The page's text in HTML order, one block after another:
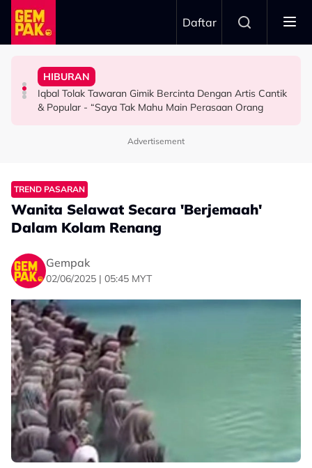
Skip to main content
Daftar
HIBURAN
“Mungkin Rupa Saya Sesuai…” – Dipuji Tampan, Aliff
Aziz Anggap M. Nasir Sekadar Bergurau
HIBURAN
Iqbal Tolak Tawaran Gimik Bercinta Dengan Artis Cantik
& Popular - “Saya Tak Mahu Main Perasaan Orang
HIBURAN
Afiq Sky Hadiahkan Buah Tangan Buat Syafinaz
Selamat, Kenang Jasa Selamatkan Daripada
HIBURAN
Diserang Gara-Gara Netizen Salah Orang, Sherry Al
Hadad Terkilan Fizikal Jadi Bahan Hinaan - “Saya Ambil
Advertisement
TREND PASARAN
Wanita Selawat Secara 'Berjemaah'
Dalam Kolam Renang
Gempak
02/06/2025 | 05:45 MYT